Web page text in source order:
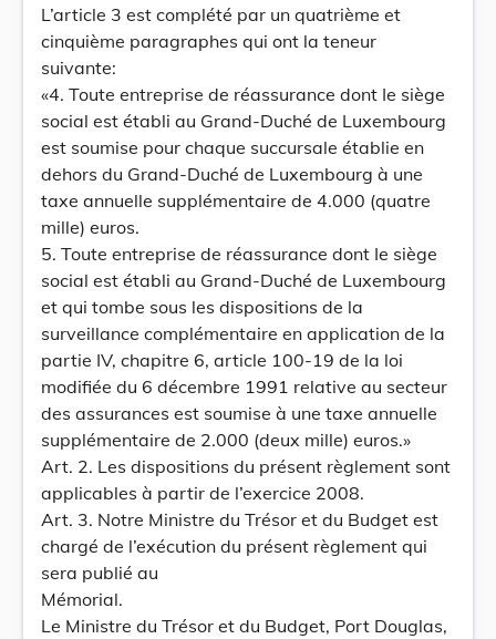
L’article 3 est complété par un quatrième et
cinquième paragraphes qui ont la teneur
suivante:
«4. Toute entreprise de réassurance dont Ie siège
social est établi au Grand-Duché de Luxembourg
est soumise pour chaque succursale établie en
dehors du Grand-Duché de Luxembourg à une
taxe annuelle supplémentaire de 4.000 (quatre
mille) euros.
5. Toute entreprise de réassurance dont Ie siège
social est établi au Grand-Duché de Luxembourg
et qui tombe sous les dispositions de la
surveillance complémentaire en application de la
partie IV, chapitre 6, article 100-19 de la loi
modifiée du 6 décembre 1991 relative au secteur
des assurances est soumise à une taxe annuelle
supplémentaire de 2.000 (deux mille) euros.»
Art. 2. Les dispositions du présent règlement sont
applicables à partir de l’exercice 2008.
Art. 3. Notre Ministre du Trésor et du Budget est
chargé de l’exécution du présent règlement qui
sera publié au
Mémorial.
Le Ministre du Trésor et du Budget, Port Douglas,